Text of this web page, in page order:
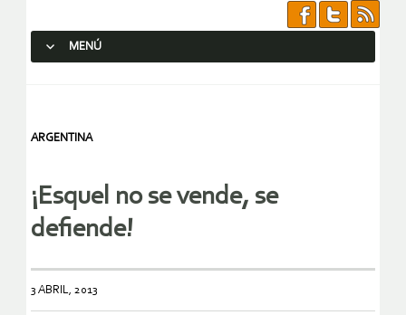
MENÚ
ARGENTINA
¡Esquel no se vende, se
defiende!
3 ABRIL, 2013